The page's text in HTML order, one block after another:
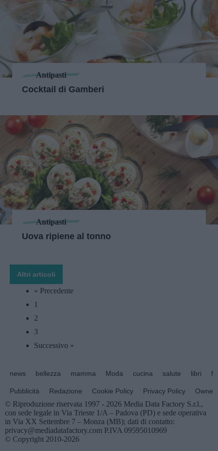
Antipasti
Cocktail di Gamberi
Antipasti
Uova ripiene al tonno
Altri articoli
« Precedente
1
2
3
Successivo »
news bellezza mamma Moda cucina salute libri
Pubblicità Redazione Cookie Policy Privacy Policy
© Riproduzione riservata 1997 - 2026 Media Data Factory S.r.l.,
con sede legale in Via Trieste 1/A – Padova (PD) e sede operativa
in Via XX Settembre 7 – Monza (MB); dati di contatto:
privacy@mediadatafactory.com P.IVA 09595010969
© Copyright 2010-2026